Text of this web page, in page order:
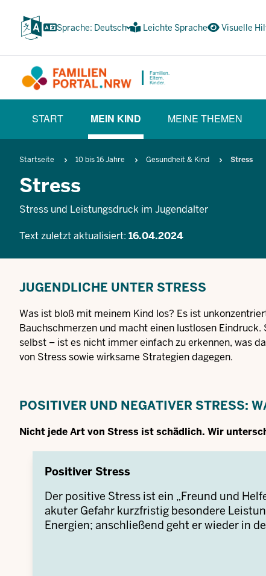
Inhalt
wechseln
Sprache: Deutsch Leichte Sprache Visuelle
Familien.
Eltern.
Kinder.
(BÜRGERBEREICH)
START
MEIN KIND
(CURRENT SECTION)
MEINE THEMEN
Pfadnavigation
Startseite 10 bis 16 Jahre Gesundheit & Kind Stress
Stress
Stress und Leistungsdruck im Jugendalter
Text zuletzt aktualisiert: 16.04.2024
JUGENDLICHE UNTER STRESS
Was ist bloß mit meinem Kind los? Es ist
Bauchschmerzen und macht einen lustlosen
selbst – ist es nicht immer einfach zu erkennen, was
von Stress sowie wirksame Strategien dagegen.
POSITIVER UND NEGATIVER STRESS:
Nicht jede Art von Stress ist schädlich. Wir
Positiver Stress
Der positive Stress ist ein „Freund und
akuter Gefahr kurzfristig besondere
Energien; anschließend geht er wieder in